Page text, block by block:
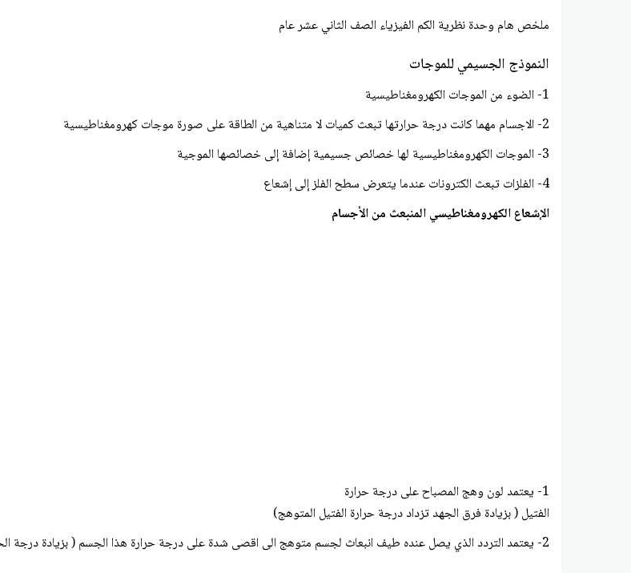
ملخص هام وحدة نظرية الكم الفيزياء الصف الثاني عشر عام
النموذج الجسيمي للموجات
1- الضوء من الموجات الكهرومغناطيسية
2- الاجسام مهما كانت درجة حرارتها تبعث كميات لا متناهية من الطاقة على صورة موجات كهرومغناطيسية
3- الموجات الكهرومغناطيسية لها خصائص جسيمية إضافة إلى خصائصها الموجية
4- الفلزات تبعث الكترونات عندما يتعرض سطح الفلز إلى إشعاع
الإشعاع الكهرومغناطيسي المنبعث من الأجسام
1- يعتمد لون وهج المصباح على درجة حرارة
الفتيل ( بزيادة فرق الجهد تزداد درجة حرارة الفتيل المتوهج)
2- يعتمد التردد الذي يصل عنده طيف انبعاث لجسم متوهج الى اقصى شدة على درجة حرارة هذا الجسم ( بزيادة درجة الحرارة يزداد التردد )